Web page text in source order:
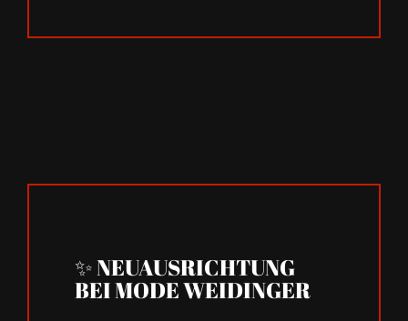
✨ NEUAUSRICHTUNG
BEI MODE WEIDINGER